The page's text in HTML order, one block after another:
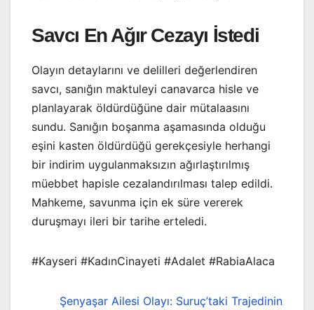
Savcı En Ağır Cezayı İstedi
Olayın detaylarını ve delilleri değerlendiren
savcı, sanığın maktuleyi canavarca hisle ve
planlayarak öldürdüğüne dair mütalaasını
sundu. Sanığın boşanma aşamasında olduğu
eşini kasten öldürdüğü gerekçesiyle herhangi
bir indirim uygulanmaksızın ağırlaştırılmış
müebbet hapisle cezalandırılması talep edildi.
Mahkeme, savunma için ek süre vererek
duruşmayı ileri bir tarihe erteledi.
#Kayseri #KadınCinayeti #Adalet #RabiaAlaca
Şenyaşar Ailesi Olayı: Suruç’taki Trajedinin